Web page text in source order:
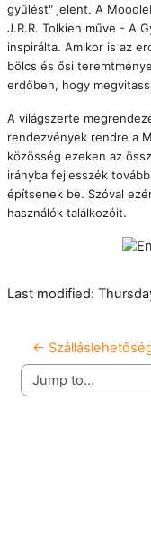
gyűlést" jelent. A
J.R.R. Tolkien műve - A
inspirálta. Amikor is az
bölcs és ősi
erdőben, hogy
A világszerte
rendezvények rendre a
közösség ezeken az
irányba fejlesszék
építsenek be. Szóval
használók találkozóit.
Last modified:
←
Jump to...